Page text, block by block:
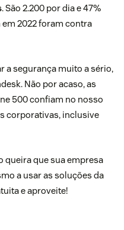
. São 2.200 por dia e 47%
2022 foram contra
a segurança muito a sério,
. Não por acaso, as
500 confiam no nosso
corporativas, inclusive
queira que sua empresa
a usar as soluções da
e aproveite!